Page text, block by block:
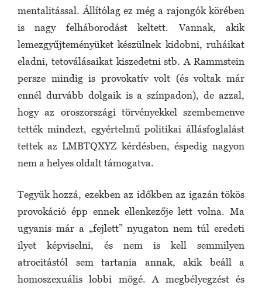
mentalitással. Állítólag ez még a rajongók körében
is nagy felháborodást keltett. Vannak, akik
lemezgyűjteményüket készülnek kidobni, ruháikat
eladni, tetoválásaikat kiszedetni stb. A Rammstein
persze mindig is provokatív volt (és voltak már
ennél durvább dolgaik is a színpadon), de azzal,
hogy az oroszországi törvényekkel szembemenve
tették mindezt, egyértelmű politikai állásfoglalást
tettek az LMBTQXYZ kérdésben, éspedig nagyon
nem a helyes oldalt támogatva.
Tegyük hozzá, ezekben az időkben az igazán tökös
provokáció épp ennek ellenkezője lett volna. Ma
ugyanis már a „fejlett” nyugaton nem túl eredeti
ilyet képviselni, és nem is kell semmilyen
atrocitástól sem tartania annak, akik beáll a
homoszexuális lobbi mögé. A megbélyegzést és